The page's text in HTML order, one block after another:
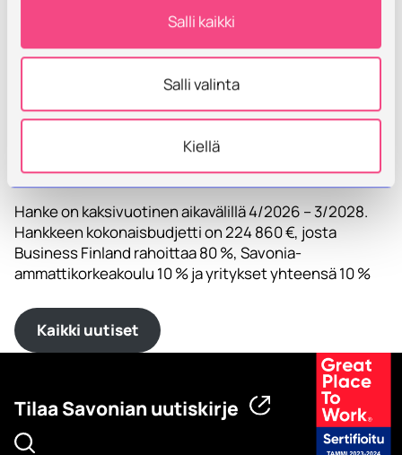
Salli kaikki
Salli valinta
Kiellä
eläinten hyvinvointi, kotimaisuus, terveys ja
taloudellinen kannattavuus, hankkeen
luomuasiantuntijaAnu Arolaaksototeaa.
Hankkeen kesto ja
Hanke on kaksivuotinen aikavälillä 4/2026 – 3/2028.
Hankkeen kokonaisbudjetti on 224 860 €, josta
Business Finland rahoittaa 80 %, Savonia-
ammattikorkeakoulu 10 % ja yritykset yhteensä 10 %
Kaikki uutiset
Tilaa Savonian uutiskirje